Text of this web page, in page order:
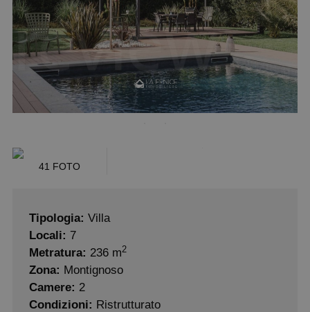
41 FOTO
Tipologia: Villa
Locali: 7
Metratura: 236 m2
Zona: Montignoso
Camere: 2
Condizioni: Ristrutturato